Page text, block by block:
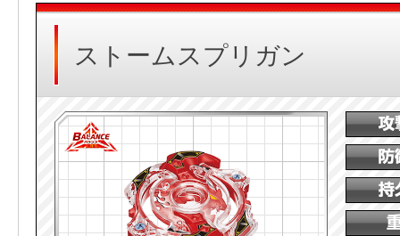
ストームスプリガン